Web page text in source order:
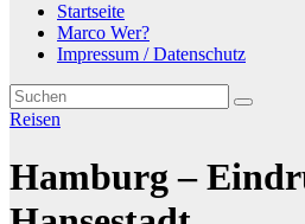
Startseite
Marco Wer?
Impressum / Datenschutz
Reisen
Hamburg –